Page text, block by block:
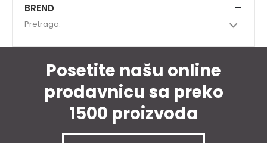
BREND
Pretraga:
Posetite našu online
prodavnicu sa preko
1500 proizvoda